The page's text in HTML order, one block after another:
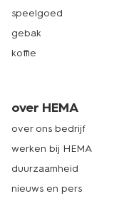
speelgoed
gebak
koffie
over HEMA
over ons bedrijf
werken bij HEMA
duurzaamheid
nieuws en pers